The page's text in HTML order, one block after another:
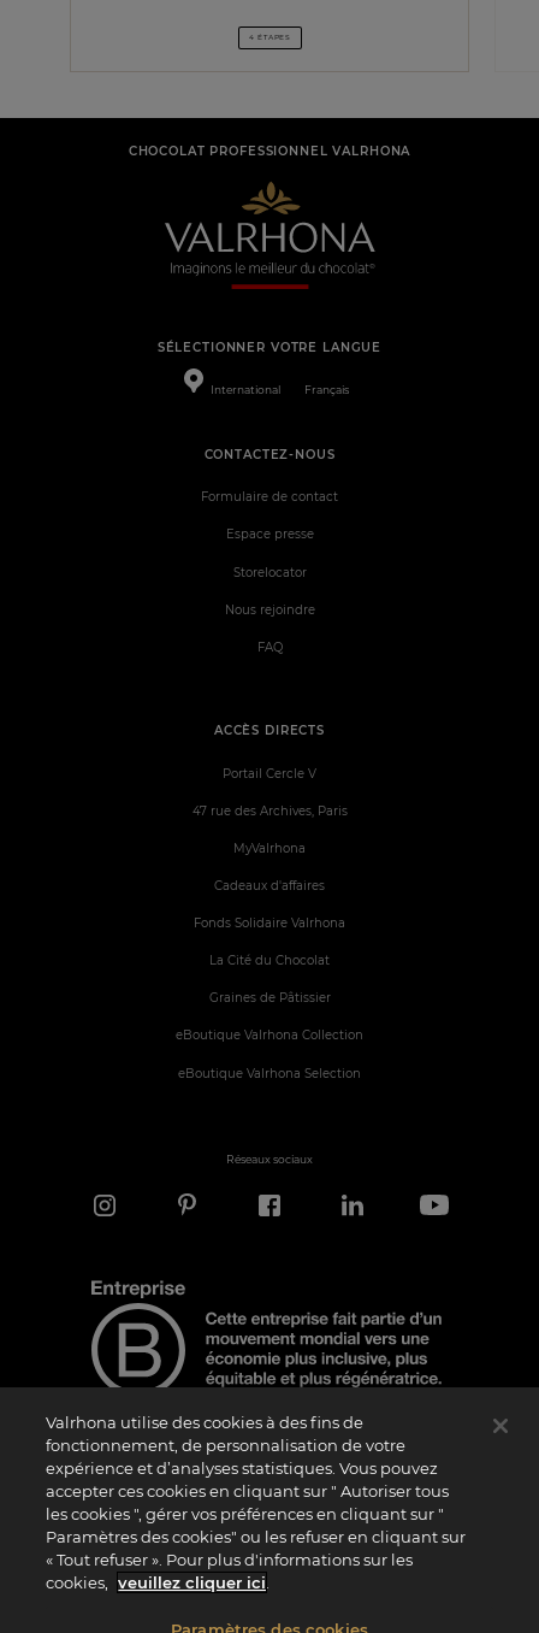
4 ÉTAPES
CHOCOLAT PROFESSIONNEL VALRHONA
SÉLECTIONNER VOTRE LANGUE
International Français
ACCÈS DIRECTS
Portail Cercle V
47 rue des Archives, Paris
MyValrhona
Cadeaux d'affaires
Fonds Solidaire Valrhona
La Cité du Chocolat
Graines de Pâtissier
eBoutique Valrhona Collection
eBoutique Valrhona Selection
CONTACTEZ-NOUS
Formulaire de contact
Espace presse
Storelocator
Nous rejoindre
FAQ
Réseaux sociaux
Note d'information
Le logo “Certified B Corporation” est attribué par B Lab, une organisation privée à
but non lucratif, aux entreprises qui, comme la nôtre, ont réalisé avec succès le B
Impact Assessment (“BIA”) et répondent aux exigences de B Lab en matière de
performance sociale et environnementale, de responsabilité et de transparence. Il
est précisé que B Lab n’est pas un organisme d’évaluation de la conformité au sens
du règlement (UE) n° 765/2008, ni un organisme de normalisation national,
Valrhona utilise des cookies à des fins de
fonctionnement, de personnalisation de votre
expérience et d’analyses statistiques. Vous pouvez
accepter ces cookies en cliquant sur " Autoriser tous
les cookies ", gérer vos préférences en cliquant sur "
Paramètres des cookies" ou les refuser en cliquant sur
« Tout refuser ». Pour plus d'informations sur les
cookies,
veuillez cliquer ici